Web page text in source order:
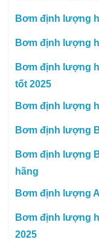
Bơm định lượng
Bơm định lượng
Bơm định lượng
tốt 2025
Bơm định lượng
Bơm định lượng
Bơm định lượng
hãng
Bơm định lượng
Bơm định lượng
2025